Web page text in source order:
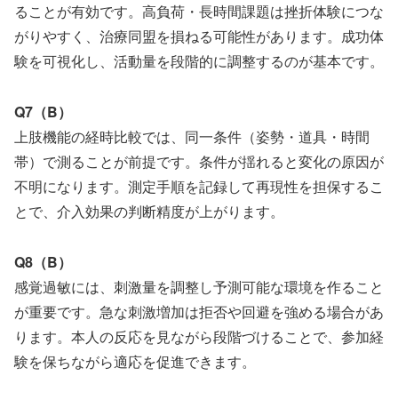
ることが有効です。高負荷・長時間課題は挫折体験につな
がりやすく、治療同盟を損ねる可能性があります。成功体
験を可視化し、活動量を段階的に調整するのが基本です。
Q7（B）
上肢機能の経時比較では、同一条件（姿勢・道具・時間
帯）で測ることが前提です。条件が揺れると変化の原因が
不明になります。測定手順を記録して再現性を担保するこ
とで、介入効果の判断精度が上がります。
Q8（B）
感覚過敏には、刺激量を調整し予測可能な環境を作ること
が重要です。急な刺激増加は拒否や回避を強める場合があ
ります。本人の反応を見ながら段階づけることで、参加経
験を保ちながら適応を促進できます。